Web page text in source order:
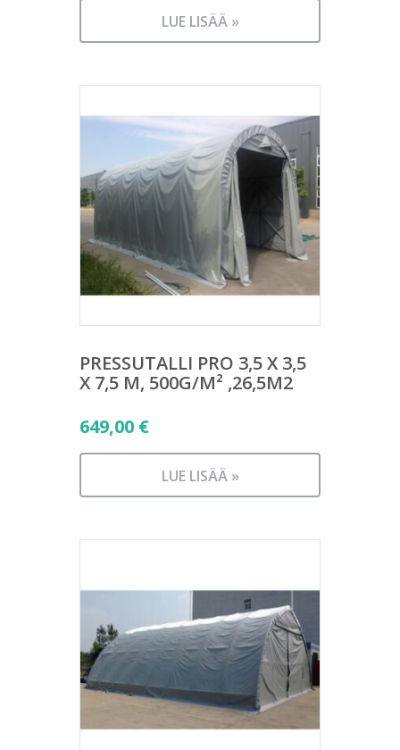
LUE LISÄÄ »
PRESSUTALLI PRO 3,5 X 3,5
X 7,5 M, 500G/M² ,26,5M2
649,00 €
LUE LISÄÄ »